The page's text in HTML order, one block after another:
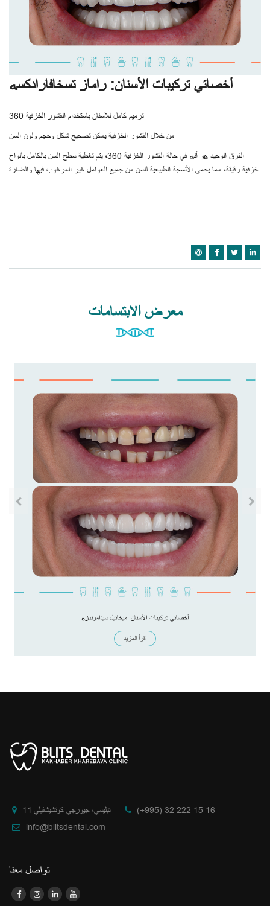
أخصائي تركيبات الأسنان: راماز تسخافارادكسه
ترميم كامل للأسنان باستخدام القشور الخزفية 360
من خلال القشور الخزفية يمكن تصحيح شكل وحجم ولون السن
الفرق الوحيد هو أنه في حالة القشور الخزفية 360، يتم تغطية سطح السن بالكامل بألواح
خزفية رقيقة، مما يحمي الأنسجة الطبيعية للسن من جميع العوامل غير المرغوب فيها والضارة
معرض الابتسامات
أخصائي تركيبات الأسنان: ميخائيل سيداموندزه
اقرأ المزيد
تبليسي، جيورجي كوتشيشفيلي 11
(+995) 32 222 15 16
info@blitsdental.com
تواصل معنا